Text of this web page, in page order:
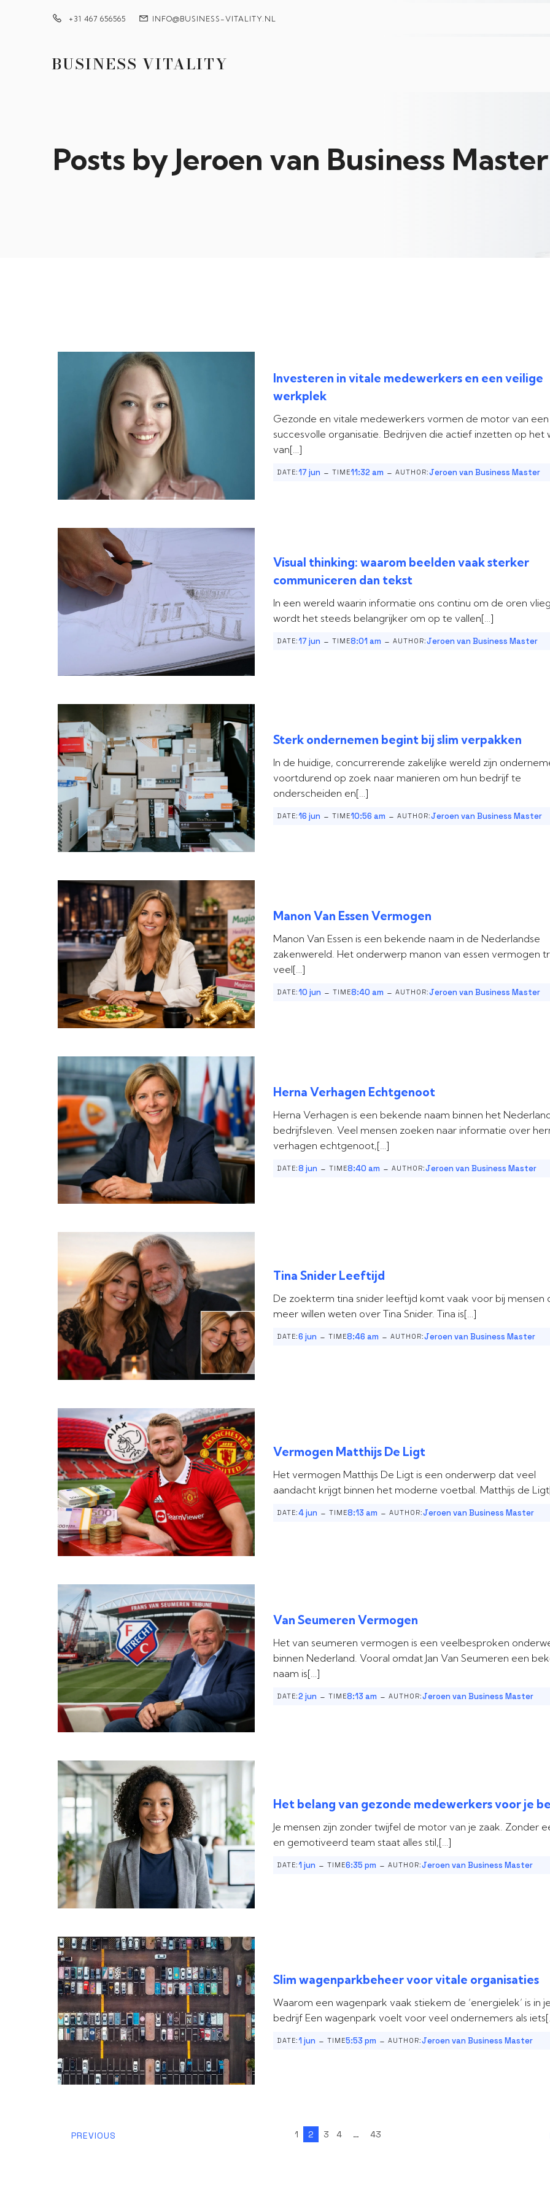
+31 467 656565 INFO@BUSINESS-VITALITY.NL
BUSINESS VITALITY
Posts by Jeroen van Business Master
Investeren in vitale medewerkers en een veilige
werkplek
Gezonde en vitale medewerkers vormen de motor van een
succesvolle organisatie. Bedrijven die actief inzetten op het
van[…]
DATE:17 jun - TIME11:32 am - AUTHOR:Jeroen van Business Master
Visual thinking: waarom beelden vaak sterker
communiceren dan tekst
In een wereld waarin informatie ons continu om de oren
wordt het steeds belangrijker om op te vallen[…]
DATE:17 jun - TIME8:01 am - AUTHOR:Jeroen van Business Master
Sterk ondernemen begint bij slim verpakken
In de huidige, concurrerende zakelijke wereld zijn
voortdurend op zoek naar manieren om hun bedrijf te
onderscheiden en[…]
DATE:16 jun - TIME10:56 am - AUTHOR:Jeroen van Business Master
Manon Van Essen Vermogen
Manon Van Essen is een bekende naam in de Nederlandse
zakenwereld. Het onderwerp manon van essen vermogen
veel[…]
DATE:10 jun - TIME8:40 am - AUTHOR:Jeroen van Business Master
Herna Verhagen Echtgenoot
Herna Verhagen is een bekende naam binnen het
bedrijfsleven. Veel mensen zoeken naar informatie over
verhagen echtgenoot,[…]
DATE:8 jun - TIME8:40 am - AUTHOR:Jeroen van Business Master
Tina Snider Leeftijd
De zoekterm tina snider leeftijd komt vaak voor bij mensen
meer willen weten over Tina Snider. Tina is[…]
DATE:6 jun - TIME8:46 am - AUTHOR:Jeroen van Business Master
Vermogen Matthijs De Ligt
Het vermogen Matthijs De Ligt is een onderwerp dat veel
aandacht krijgt binnen het moderne voetbal. Matthijs de
DATE:4 jun - TIME8:13 am - AUTHOR:Jeroen van Business Master
Van Seumeren Vermogen
Het van seumeren vermogen is een veelbesproken
binnen Nederland. Vooral omdat Jan Van Seumeren een
naam is[…]
DATE:2 jun - TIME8:13 am - AUTHOR:Jeroen van Business Master
Het belang van gezonde medewerkers voor je
Je mensen zijn zonder twijfel de motor van je zaak. Zonder
en gemotiveerd team staat alles stil,[…]
DATE:1 jun - TIME6:35 pm - AUTHOR:Jeroen van Business Master
Slim wagenparkbeheer voor vitale organisaties
Waarom een wagenpark vaak stiekem de ‘energielek’ is in je
bedrijf Een wagenpark voelt voor veel ondernemers als
DATE:1 jun - TIME5:53 pm - AUTHOR:Jeroen van Business Master
PREVIOUS 1 2 3 4 … 43